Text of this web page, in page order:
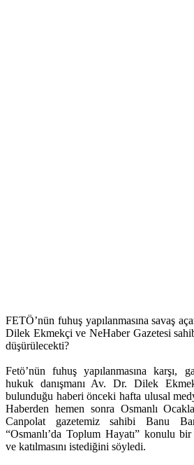
FETÖ’nün fuhuş yapılanmasına savaş
Dilek Ekmekçi ve NeHaber Gazetesi
düşürülecekti?
Fetö’nün fuhuş yapılanmasına karşı,
hukuk danışmanı Av. Dr. Dilek
bulunduğu haberi önceki hafta ulusal
Haberden hemen sonra Osmanlı
Canpolat gazetemiz sahibi Banu
“Osmanlı’da Toplum Hayatı” konulu
ve katılmasını istediğini söyledi.